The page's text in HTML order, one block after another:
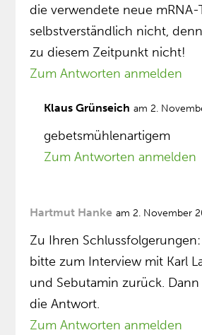
die verwendete neue
selbstverständlich nicht,
zu diesem Zeitpunkt nicht!
Zum Antworten anmelden
Klaus Grünseich am 2.
gebetsmühlenartigem
Zum Antworten anmelden
Hartmut Hanke am 2. November
Zu Ihren
bitte zum Interview mit Karl
und Sebutamin zurück. Dann
die Antwort.
Zum Antworten anmelden